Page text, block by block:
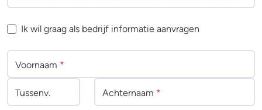
Ik wil graag als bedrijf informatie aanvragen
Voornaam *
Tussenv. Achternaam *